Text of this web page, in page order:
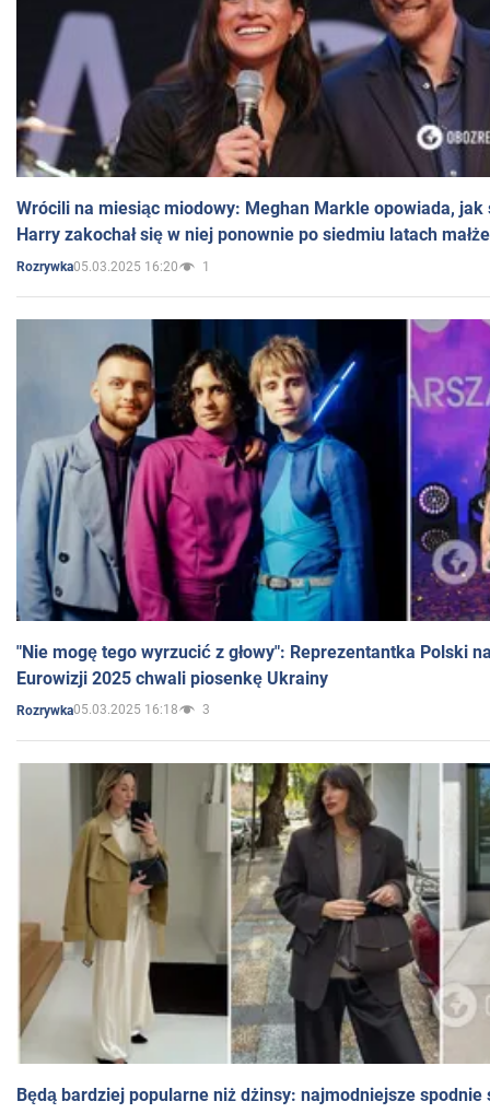
Wrócili na miesiąc miodowy: Meghan Markle opowiada, jak
Harry zakochał się w niej ponownie po siedmiu latach
Rozrywka05.03.2025 16:20 1
"Nie mogę tego wyrzucić z głowy": Reprezentantka Polski
Eurowizji 2025 chwali piosenkę Ukrainy
Rozrywka05.03.2025 16:18 3
Będą bardziej popularne niż dżinsy: najmodniejsze spodnie